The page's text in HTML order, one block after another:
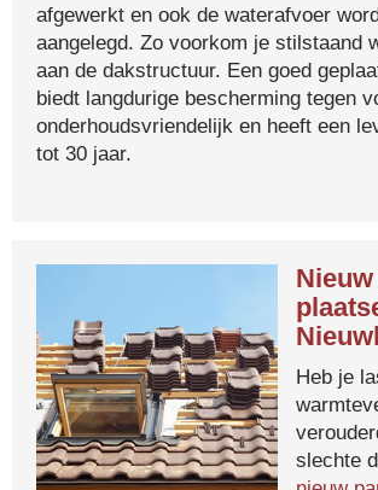
afgewerkt en ook de waterafvoer
aangelegd. Zo voorkom je stilstaand
aan de dakstructuur. Een goed
biedt langdurige bescherming tegen
onderhoudsvriendelijk en heeft een
tot 30 jaar.
Heb je
slechte